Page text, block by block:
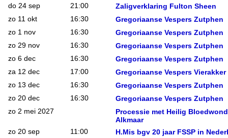
do 24 sep 21:00 Zaligverklaring Fulton Sheen
zo 11 okt 16:30 Gregoriaanse Vespers Zutphen
zo 1 nov 16:30 Gregoriaanse Vespers Zutphen
zo 29 nov 16:30 Gregoriaanse Vespers Zutphen
zo 6 dec 16:30 Gregoriaanse Vespers Zutphen
za 12 dec 17:00 Gregoriaanse Vespers Vierakker
zo 13 dec 16:30 Gregoriaanse Vespers Zutphen
zo 20 dec 16:30 Gregoriaanse Vespers Zutphen
zo 2 mei 2027
Processie met Heilig
Alkmaar
zo 20 sep 11:00 H.Mis bgv 20 jaar FSSP in